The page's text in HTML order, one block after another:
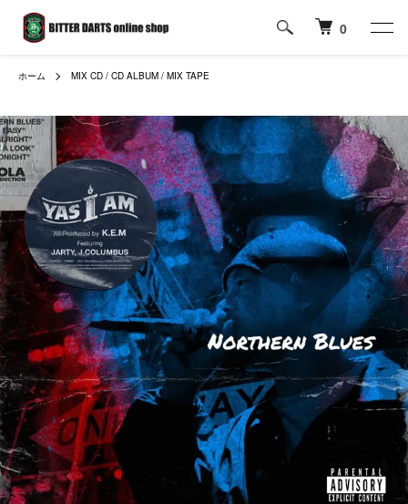
0
ホーム MIX CD / CD ALBUM / MIX TAPE